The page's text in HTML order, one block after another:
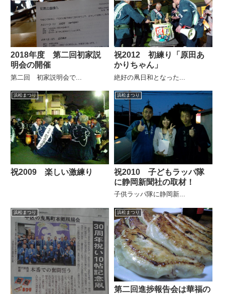
2018年度 第二回初家説
明会の開催
第二回 初家説明会で...
祝2012 初練り「原田あ
かりちゃん」
絶好の凧日和となった...
浜松まつり
祝2009 楽しい激練り
浜松まつり
祝2010 子どもラッパ隊
に静岡新聞社の取材！
子供ラッパ隊に静岡新...
浜松まつり 浜松まつり
第二回進捗報告会は華福の